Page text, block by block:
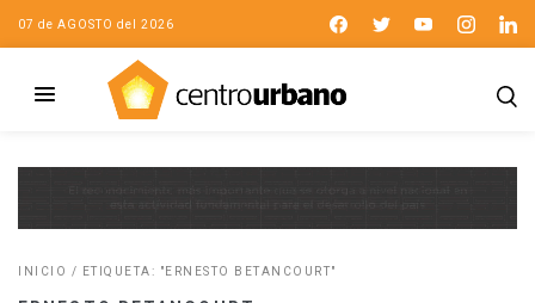
07 de AGOSTO del 2026
INICIO / ETIQUETA: "ERNESTO BETANCOURT"